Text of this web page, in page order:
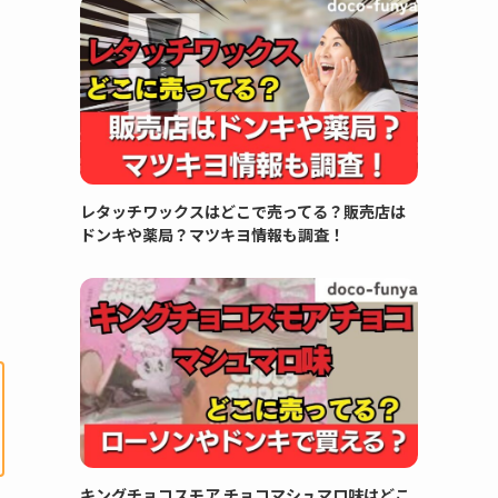
レタッチワックスはどこで売ってる？販売店は
ドンキや薬局？マツキヨ情報も調査！